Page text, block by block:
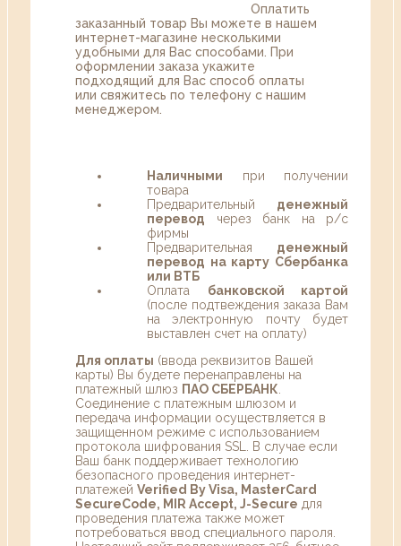
Оплатить
заказанный товар Вы можете в нашем
интернет-магазине несколькими
удобными для Вас способами. При
оформлении заказа укажите
подходящий для Вас способ оплаты
или свяжитесь по телефону с нашим
менеджером.
Наличными при получении
товара
Предварительный денежный
перевод через банк на р/с
фирмы
Предварительная денежный
перевод на карту Сбербанка
или ВТБ
Оплата банковской картой
(после подтвеждения заказа Вам
на электронную почту будет
выставлен счет на оплату)
Для оплаты (ввода реквизитов Вашей
карты) Вы будете перенаправлены на
платежный шлюз ПАО СБЕРБАНК
Соединение с платежным шлюзом и
передача информации осуществляется в
защищенном режиме с использованием
протокола шифрования SSL. В случае если
Ваш банк поддерживает технологию
безопасного проведения интернет-
платежей Verified By Visa, MasterCard
SecureCode, MIR Accept, J-Secure для
проведения платежа также может
потребоваться ввод специального пароля.